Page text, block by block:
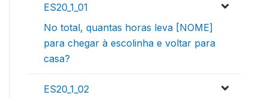
ES20_1_01
No total, quantas horas leva [NOME]
para chegar à escolinha e voltar para
casa?
ES20_1_02